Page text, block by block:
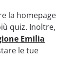
la homepage
quiz. Inoltre,
Emilia
le tue